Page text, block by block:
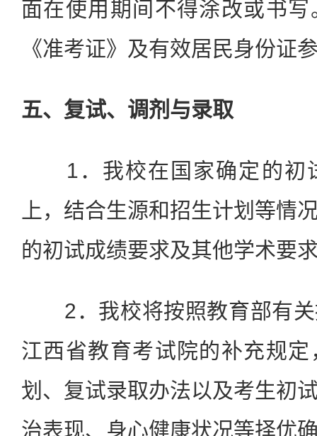
面在使用期间不得涂改或书
《准考证》及有效居民身份证
五、复试、调剂与录取
1．我校在国家确定的初
上，结合生源和招生计划等情
的初试成绩要求及其他学术要
2．我校将按照教育部有关
江西省教育考试院的补充规
划、复试录取办法以及考生初
治表现、身心健康状况等择优